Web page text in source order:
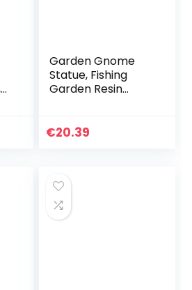
Garden Gnome
Statue, Fishing
Garden Resin
Figures Decor
€20.39